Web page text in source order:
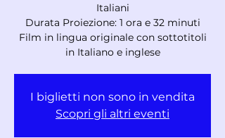
Italiani
Durata Proiezione: 1 ora e 32 minuti
Film in lingua originale con sottotitoli
in Italiano e inglese
I biglietti non sono in vendita
Scopri gli altri eventi